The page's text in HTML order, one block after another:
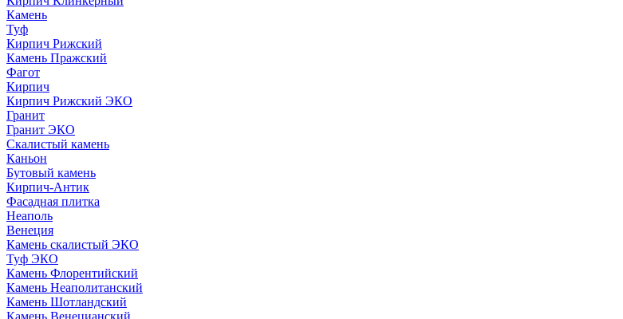
Камень
Туф
Кирпич Рижский
Камень Пражский
Фагот
Кирпич
Кирпич Рижский ЭКО
Гранит
Гранит ЭКО
Скалистый камень
Каньон
Бутовый камень
Кирпич-Антик
Фасадная плитка
Неаполь
Венеция
Камень скалистый ЭКО
Туф ЭКО
Камень Флорентийский
Камень Неаполитанский
Камень Шотландский
Камень Венецианский